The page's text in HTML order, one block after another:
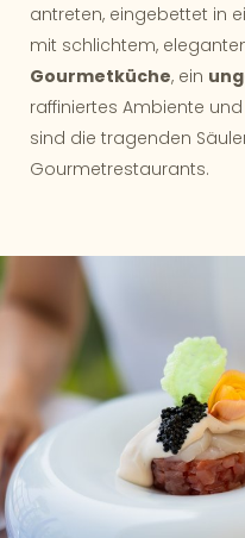
antreten, eingebettet in
mit schlichtem,
Gourmetküche, ein
raffiniertes Ambiente
sind die tragenden
Gourmetrestaurants.